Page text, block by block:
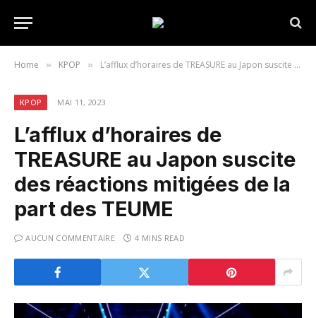
Home » KPOP » L’afflux d’horaires de TREASURE au Japon suscite des réactions mitigées de la part des TEUME
KPOP MAI 11, 2023
L’afflux d’horaires de
TREASURE au Japon suscite
des réactions mitigées de la
part des TEUME
AUCUN COMMENTAIRE 4 MINS READ